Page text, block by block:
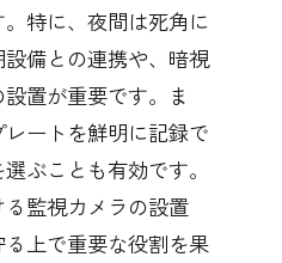
特に、夜間は死角に
備との連携や、暗視
置が重要です。ま
ートを鮮明に記録で
ぶことも有効です。
監視カメラの設置
上で重要な役割を果